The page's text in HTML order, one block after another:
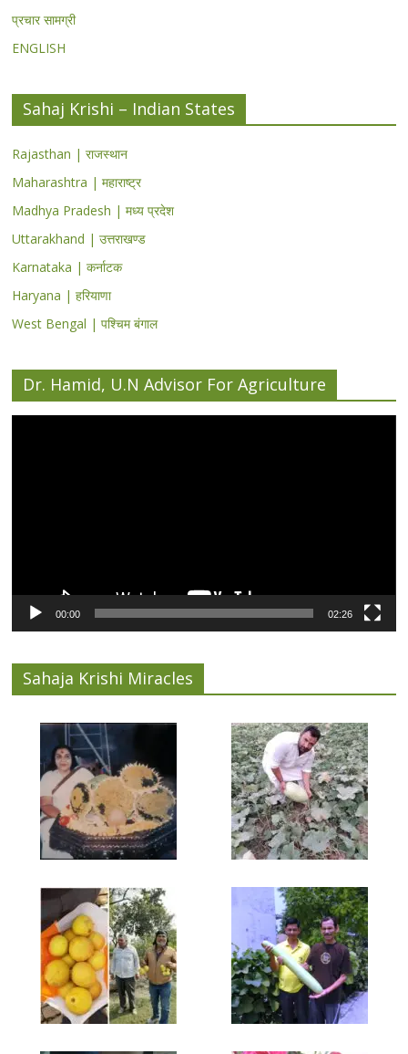
प्रचार सामग्री
ENGLISH
Sahaj Krishi – Indian States
Rajasthan | राजस्थान
Maharashtra | महाराष्ट्र
Madhya Pradesh | मध्य प्रदेश
Uttarakhand | उत्तराखण्ड
Karnataka | कर्नाटक
Haryana | हरियाणा
West Bengal | पश्चिम बंगाल
Dr. Hamid, U.N Advisor For Agriculture
00:00 02:26
Sahaja Krishi Miracles